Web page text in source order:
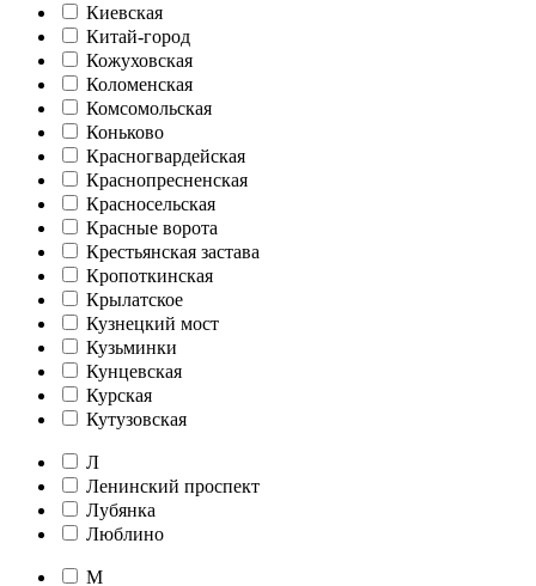
Киевская
Китай-город
Кожуховская
Коломенская
Комсомольская
Коньково
Красногвардейская
Краснопресненская
Красносельская
Красные ворота
Крестьянская застава
Кропоткинская
Крылатское
Кузнецкий мост
Кузьминки
Кунцевская
Курская
Кутузовская
Л
Ленинский проспект
Лубянка
Люблино
М